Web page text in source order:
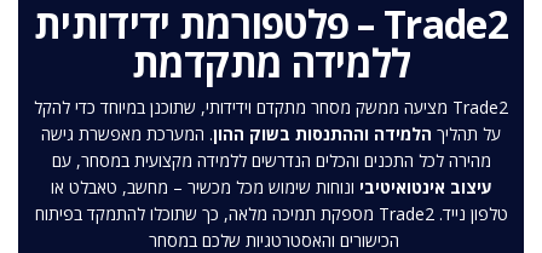
Trade2 – פלטפורמת ידידותית
ללמידה מתקדמת
Trade2 מציעה ממשק מסחר מתקדם וידידותי, שתוכנן במיוחד כדי להקל
על תהליך הלמידה וההתנסות בשוק ההון. המערכת מאפשרת גישה
מהירה לכל התכנים והכלים הנדרשים ללמידה מקצועית במסחר, עם
עיצוב אינטואיטיבי ונוחות שימוש מכל מכשיר – מחשב, טאבלט או
טלפון נייד. Trade2 מספקת תמיכה מלאה, כך שתוכלו להתמקד בפיתוח
הכישורים והאסטרטגיות שלכם במסחר